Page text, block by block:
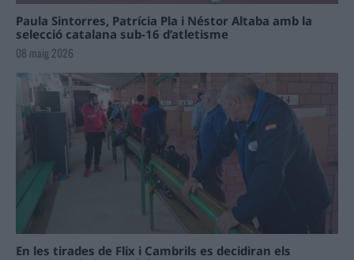
Paula Sintorres, Patrícia Pla i Néstor Altaba amb la
selecció catalana sub-16 d’atletisme
08 maig 2026
En les tirades de Flix i Cambrils es decidiran els